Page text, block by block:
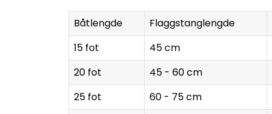
Båtlengde Flaggstanglengde
15 fot
45 cm
20 fot
45 - 60 cm
25 fot
60 - 75 cm